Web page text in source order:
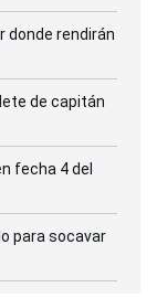
donde rendirán
de capitán
fecha 4 del
para socavar